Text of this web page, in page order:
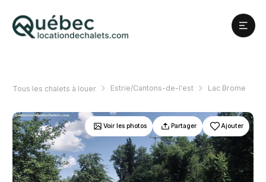
Tous les chalets à louer Estrie/Cantons-de-l'est Lac Brome
Voir les photos Partager Ajouter